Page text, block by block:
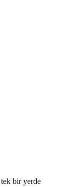
bir yerde